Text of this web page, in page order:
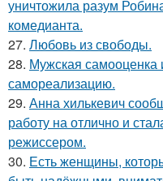
уничтожила разум
комедианта.
27. Любовь из свободы.
28. Мужская самооценка
самореализацию.
29. Анна хилькевич
работу на отлично и
режиссером.
30. Есть женщины,